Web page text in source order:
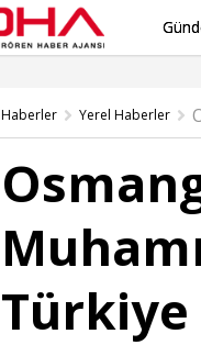
Haberler Yerel Haberler